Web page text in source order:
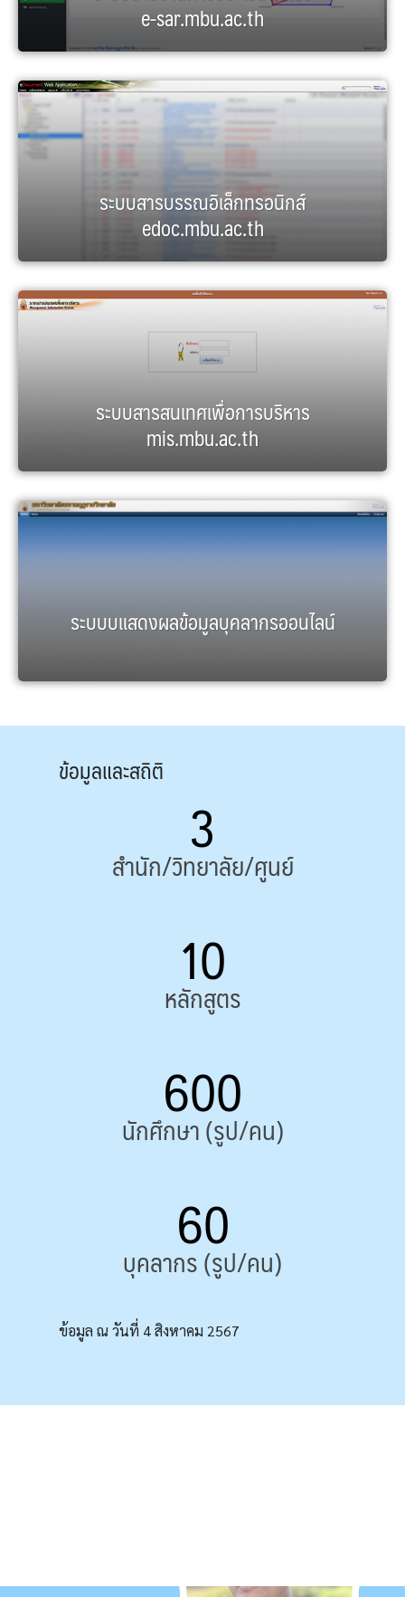
e-sar.mbu.ac.th
ระบบสารบรรณอิเล็กทรอนิกส์
edoc.mbu.ac.th
ระบบสารสนเทศเพื่อการบริหาร
mis.mbu.ac.th
ระบบบแสดงผลข้อมูลบุคลากรออนไลน์
ข้อมูลและสถิติ
3
สำนัก/วิทยาลัย/ศูนย์
10
หลักสูตร
600
นักศึกษา (รูป/คน)
60
บุคลากร (รูป/คน)
ข้อมูล ณ วันที่ 4 สิงหาคม 2567